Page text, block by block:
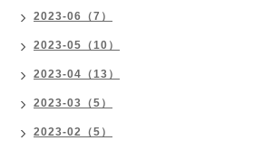
2023-06（7）
2023-05（10）
2023-04（13）
2023-03（5）
2023-02（5）